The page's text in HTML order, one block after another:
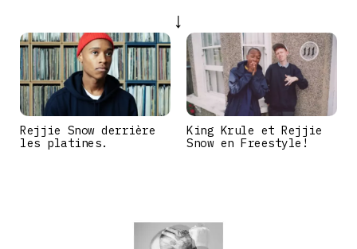
Rejjie Snow derrière
les platines.
King Krule et Rejjie
Snow en Freestyle!